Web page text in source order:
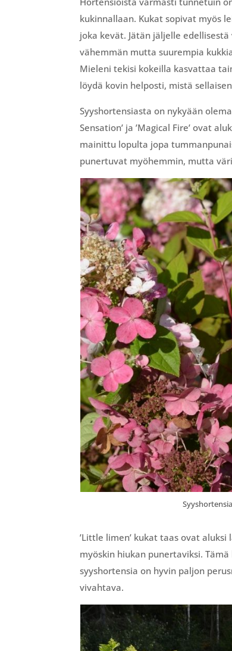
kukinnallaan. Kukat sopivat myös
joka kevät. Jätän jäljelle
vähemmän mutta suurempia
Mieleni tekisi kokeilla kasvattaa
löydä kovin helposti, mistä
Syyshortensiasta on nykyään
Sensation’ ja ’Magical Fire’ ovat
mainittu lopulta jopa
punertuvat myöhemmin, mutta
’Little limen’ kukat taas ovat
myöskin hiukan punertaviksi.
syyshortensia on hyvin paljon
vivahtava.